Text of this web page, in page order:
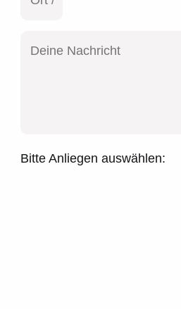
Bitte Anliegen auswählen: